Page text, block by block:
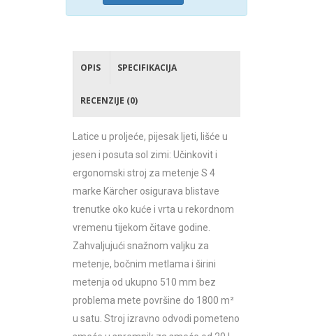
OPIS SPECIFIKACIJA
RECENZIJE (0)
Latice u proljeće, pijesak ljeti, lišće u
jesen i posuta sol zimi: Učinkovit i
ergonomski stroj za metenje S 4
marke Kärcher osigurava blistave
trenutke oko kuće i vrta u rekordnom
vremenu tijekom čitave godine.
Zahvaljujući snažnom valjku za
metenje, bočnim metlama i širini
metenja od ukupno 510 mm bez
problema mete površine do 1800 m²
u satu. Stroj izravno odvodi pometeno